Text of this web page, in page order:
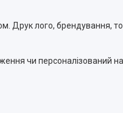
Друк лого, брендування,
чи персоналізований